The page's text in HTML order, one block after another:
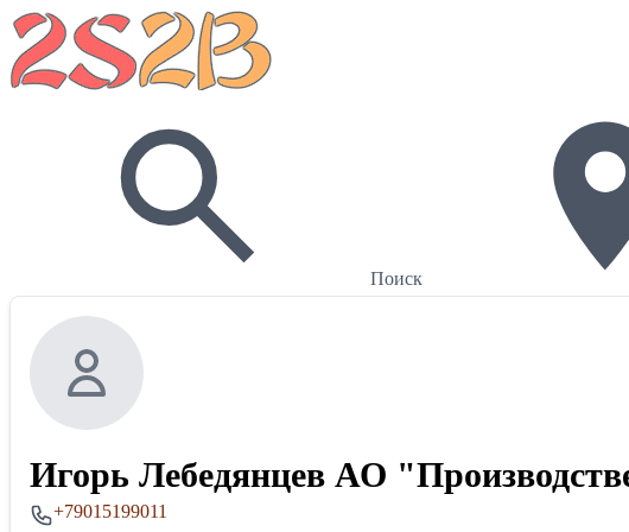
Поиск
Игорь Лебедянцев АО
+79015199011